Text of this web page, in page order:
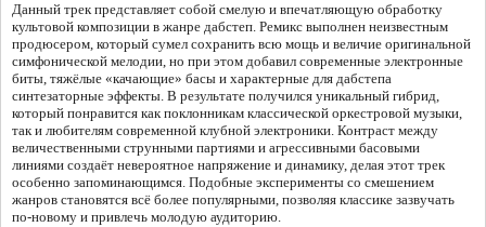
Данный трек представляет собой смелую и впечатляющую обработку
культовой композиции в жанре дабстеп. Ремикс выполнен неизвестным
продюсером, который сумел сохранить всю мощь и величие оригинальной
симфонической мелодии, но при этом добавил современные электронные
биты, тяжёлые «качающие» басы и характерные для дабстепа
синтезаторные эффекты. В результате получился уникальный гибрид,
который понравится как поклонникам классической оркестровой музыки,
так и любителям современной клубной электроники. Контраст между
величественными струнными партиями и агрессивными басовыми
линиями создаёт невероятное напряжение и динамику, делая этот трек
особенно запоминающимся. Подобные эксперименты со смешением
жанров становятся всё более популярными, позволяя классике зазвучать
по-новому и привлечь молодую аудиторию.